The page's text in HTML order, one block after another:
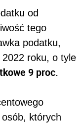
od
tego
podatku,
roku, o tyle
9 proc.
których